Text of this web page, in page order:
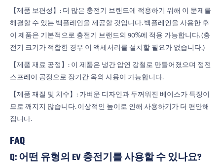
【제품 보편성】: 더 많은 충전기 브랜드에 적용하기 위해 이 문제를
해결할 수 있는 백플레인을 제공할 것입니다. 백플레인을 사용한 후
이 제품은 기본적으로 충전기 브랜드의 90%에 적용 가능합니다. (충
전기 크기가 적합한 경우 이 액세서리를 설치할 필요가 없습니다.)
【제품 재료 공정】: 이 제품은 냉간 압연 강철로 만들어졌으며 정전
스프레이 공정으로 장기간 옥외 사용이 가능합니다.
【제품 재질 및 치수】: 가벼운 디자인과 두꺼워진 베이스가 특징이
므로 깨지지 않습니다. 이상적인 높이로 인해 사용하기가 더 편안해
집니다.
FAQ
Q: 어떤 유형의 EV 충전기를 사용할 수 있나요?